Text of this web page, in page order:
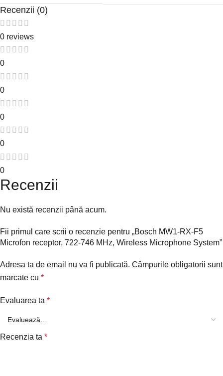
Recenzii (0)
0 reviews
0
0
0
0
0
Recenzii
Nu există recenzii până acum.
Fii primul care scrii o recenzie pentru „Bosch MW1-RX-F5
Microfon receptor, 722-746 MHz, Wireless Microphone System”
Adresa ta de email nu va fi publicată. Câmpurile obligatorii sunt
marcate cu *
Evaluarea ta *
Recenzia ta *